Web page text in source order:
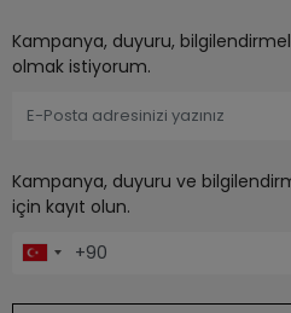
Kampanya, duyuru,
olmak istiyorum.
Kampanya, duyuru ve
için kayıt olun.